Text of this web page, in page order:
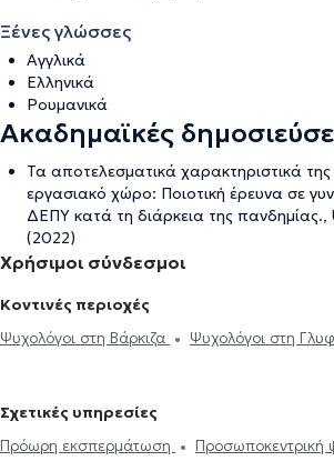
Ξένες γλώσσες
Αγγλικά
Ελληνικά
Ρουμανικά
Ακαδημαϊκές
Τα αποτελεσματικά χαρακτηριστικά
εργασιακό χώρο: Ποιοτική έρευνα σε
ΔΕΠΥ κατά τη διάρκεια της πανδημίας.,
(2022)
Χρήσιμοι σύνδεσμοι
Κοντινές περιοχές
Ψυχολόγοι στη Βάρκιζα
Ψυχολόγοι στη
στον Άγιο Δημήτριο
στη Νέα Σμύρνη
Ψυχολόγοι στο Κορωπί
Σχετικές υπηρεσίες
Πρόωρη εκσπερμάτωση
Προσωποκεντρική